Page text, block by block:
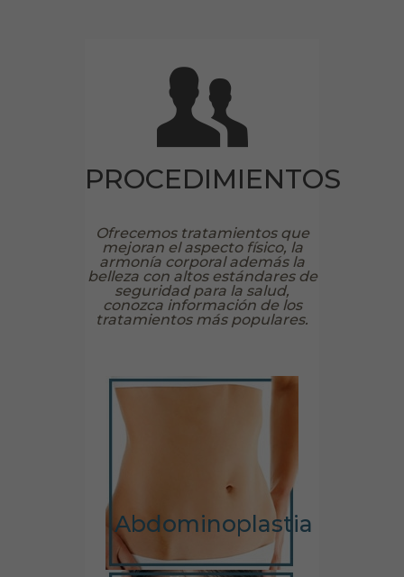
PROCEDIMIENTOS
Ofrecemos tratamientos que
mejoran el aspecto físico, la
armonía corporal además la
belleza con altos estándares de
seguridad para la salud,
conozca información de los
tratamientos más populares.
Abdominoplastia